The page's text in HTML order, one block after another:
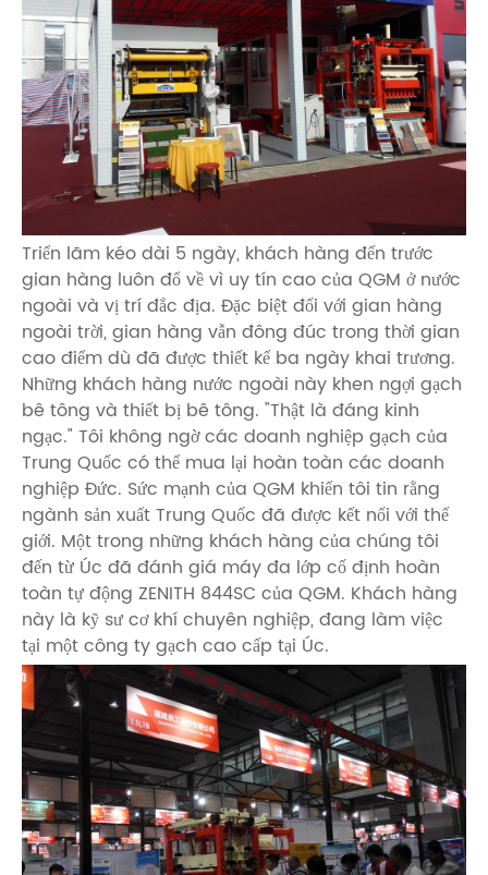
Triển lãm kéo dài 5 ngày, khách hàng đến trước
gian hàng luôn đổ về vì uy tín cao của QGM ở nước
ngoài và vị trí đắc địa. Đặc biệt đối với gian hàng
ngoài trời, gian hàng vẫn đông đúc trong thời gian
cao điểm dù đã được thiết kế ba ngày khai trương.
Những khách hàng nước ngoài này khen ngợi gạch
bê tông và thiết bị bê tông. "Thật là đáng kinh
ngạc." Tôi không ngờ các doanh nghiệp gạch của
Trung Quốc có thể mua lại hoàn toàn các doanh
nghiệp Đức. Sức mạnh của QGM khiến tôi tin rằng
ngành sản xuất Trung Quốc đã được kết nối với thế
giới. Một trong những khách hàng của chúng tôi
đến từ Úc đã đánh giá máy đa lớp cố định hoàn
toàn tự động ZENITH 844SC của QGM. Khách hàng
này là kỹ sư cơ khí chuyên nghiệp, đang làm việc
tại một công ty gạch cao cấp tại Úc.